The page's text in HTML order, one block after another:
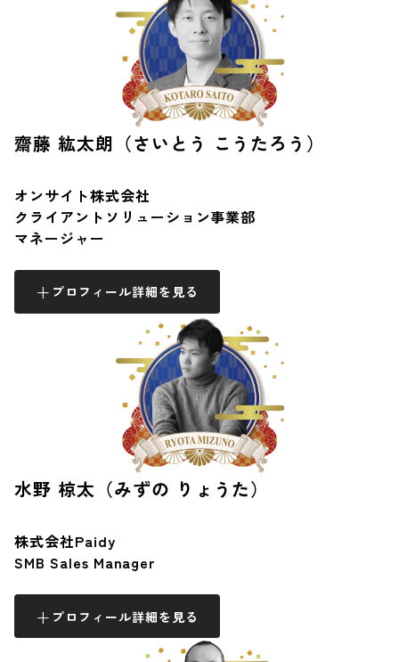
齋藤 紘太朗（さいとう こうたろう）
オンサイト株式会社
クライアントソリューション事業部
マネージャー
プロフィール詳細を見る
水野 椋太（みずの りょうた）
株式会社Paidy
SMB Sales Manager
プロフィール詳細を見る